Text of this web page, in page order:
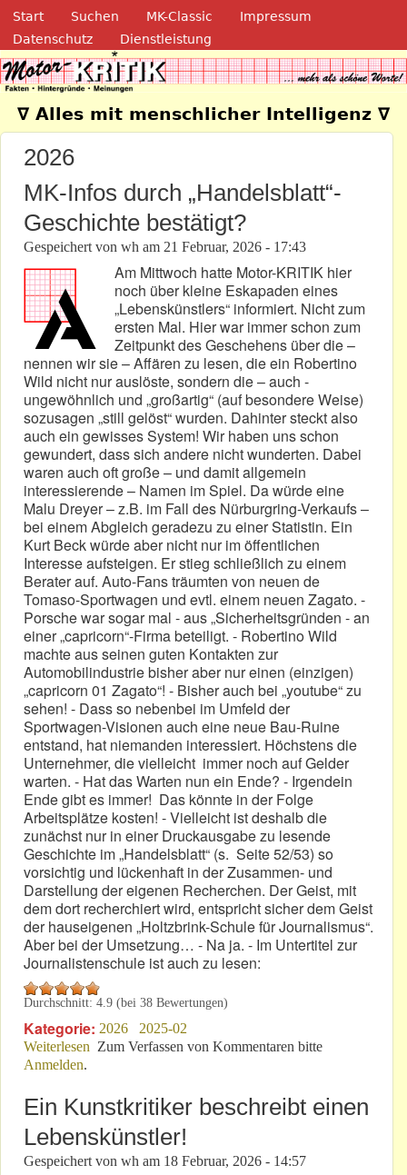
Direkt zum Inhalt
Navigation
Start Suchen MK-Classic
Impressum
Datenschutz
Dienstleistung
Motor-Kritik.de
∇ Alles mit menschlicher Intelligenz ∇
2026
MK-Infos durch „Handelsblatt“-
Geschichte bestätigt?
Gespeichert von wh am 21 Februar, 2026 - 17:43
Am Mittwoch hatte Motor-KRITIK hier
noch über kleine Eskapaden eines
„Lebenskünstlers“ informiert. Nicht zum
ersten Mal. Hier war immer schon zum
Zeitpunkt des Geschehens über die –
nennen wir sie – Affären zu lesen, die ein Robertino
Wild nicht nur auslöste, sondern die – auch -
ungewöhnlich und „großartig“ (auf besondere Weise)
sozusagen „still gelöst“ wurden. Dahinter steckt also
auch ein gewisses System! Wir haben uns schon
gewundert, dass sich andere nicht wunderten. Dabei
waren auch oft große – und damit allgemein
interessierende – Namen im Spiel. Da würde eine
Malu Dreyer – z.B. im Fall des Nürburgring-Verkaufs –
bei einem Abgleich geradezu zu einer Statistin. Ein
Kurt Beck würde aber nicht nur im öffentlichen
Interesse aufsteigen. Er stieg schließlich zu einem
Berater auf. Auto-Fans träumten von neuen de
Tomaso-Sportwagen und evtl. einem neuen Zagato. -
Porsche war sogar mal - aus „Sicherheitsgründen - an
einer „capricorn“-Firma beteiligt. - Robertino Wild
machte aus seinen guten Kontakten zur
Automobilindustrie bisher aber nur einen (einzigen)
„capricorn 01 Zagato“! - Bisher auch bei „youtube“ zu
sehen! - Dass so nebenbei im Umfeld der
Sportwagen-Visionen auch eine neue Bau-Ruine
entstand, hat niemanden interessiert. Höchstens die
Unternehmer, die vielleicht immer noch auf Gelder
warten. - Hat das Warten nun ein Ende? - Irgendein
Ende gibt es immer! Das könnte in der Folge
Arbeitsplätze kosten! - Vielleicht ist deshalb die
zunächst nur in einer Druckausgabe zu lesende
Geschichte im „Handelsblatt“ (s. Seite 52/53) so
vorsichtig und lückenhaft in der Zusammen- und
Darstellung der eigenen Recherchen. Der Geist, mit
dem dort recherchiert wird, entspricht sicher dem Geist
der hauseigenen „Holtzbrink-Schule für Journalismus“.
Aber bei der Umsetzung… - Na ja. - Im Untertitel zur
Journalistenschule ist auch zu lesen:
Durchschnitt: 4.9 (bei 38 Bewertungen)
Kategorie: 2026
2025-02
Weiterlesen über MK-Infos durch „Handelsblatt“-Geschichte
Zum Verfassen von Kommentaren bitte
Anmelden.
Ein Kunstkritiker beschreibt einen
Lebenskünstler!
Gespeichert von wh am 18 Februar, 2026 - 14:57